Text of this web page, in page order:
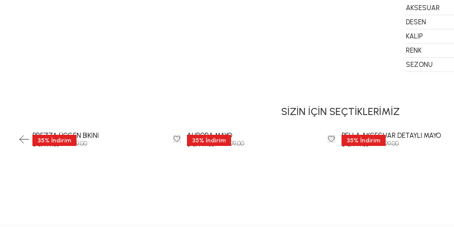
AKSESUAR
DESEN
KALIP
RENK
SEZONU
SİZİN İÇİN SEÇTİKLERİMİZ
35% İndirim
BREZZA ÜÇGEN BİKİNİ
₺ 6,499.35₺ 9,999.00 35% İndirim
AURORA MAYO
₺ 8,449.35₺ 12,999.00 35% İndirim
BELLA AKSESUAR DETAYLI MAYO
₺ 8,449.35₺ 12,999.00